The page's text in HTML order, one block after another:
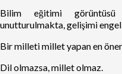
Bilim eğitimi
unutturulmakta, gelişimi
Bir milleti millet yapan en
Dil olmazsa, millet olmaz.